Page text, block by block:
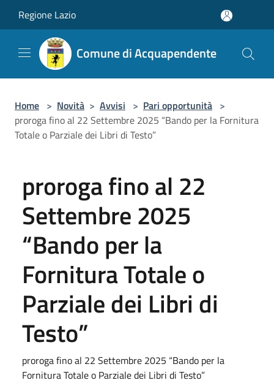
Regione Lazio
Comune di Acquapendente
Home > Novità > Avvisi > Pari opportunità >
proroga fino al 22 Settembre 2025 “Bando per la Fornitura
Totale o Parziale dei Libri di Testo”
proroga fino al 22
Settembre 2025
“Bando per la
Fornitura Totale o
Parziale dei Libri di
Testo”
proroga fino al 22 Settembre 2025 “Bando per la
Fornitura Totale o Parziale dei Libri di Testo”